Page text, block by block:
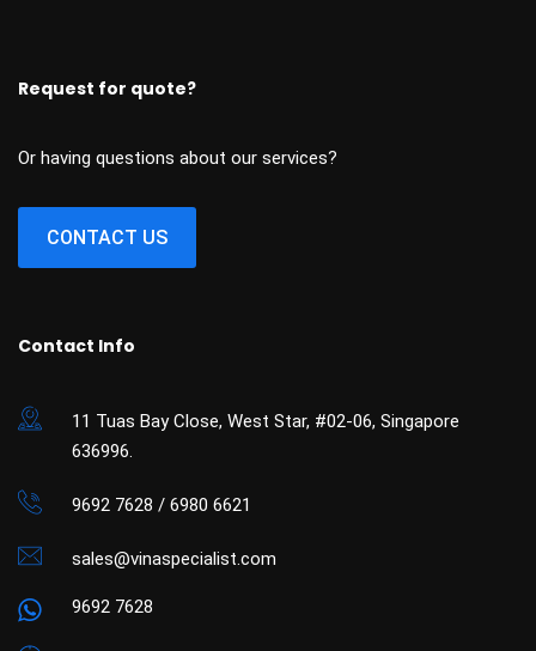
Request for quote?
Or having questions about our services?
CONTACT US
Contact Info
11 Tuas Bay Close, West Star, #02-06, Singapore
636996.
9692 7628 / 6980 6621
sales@vinaspecialist.com
9692 7628